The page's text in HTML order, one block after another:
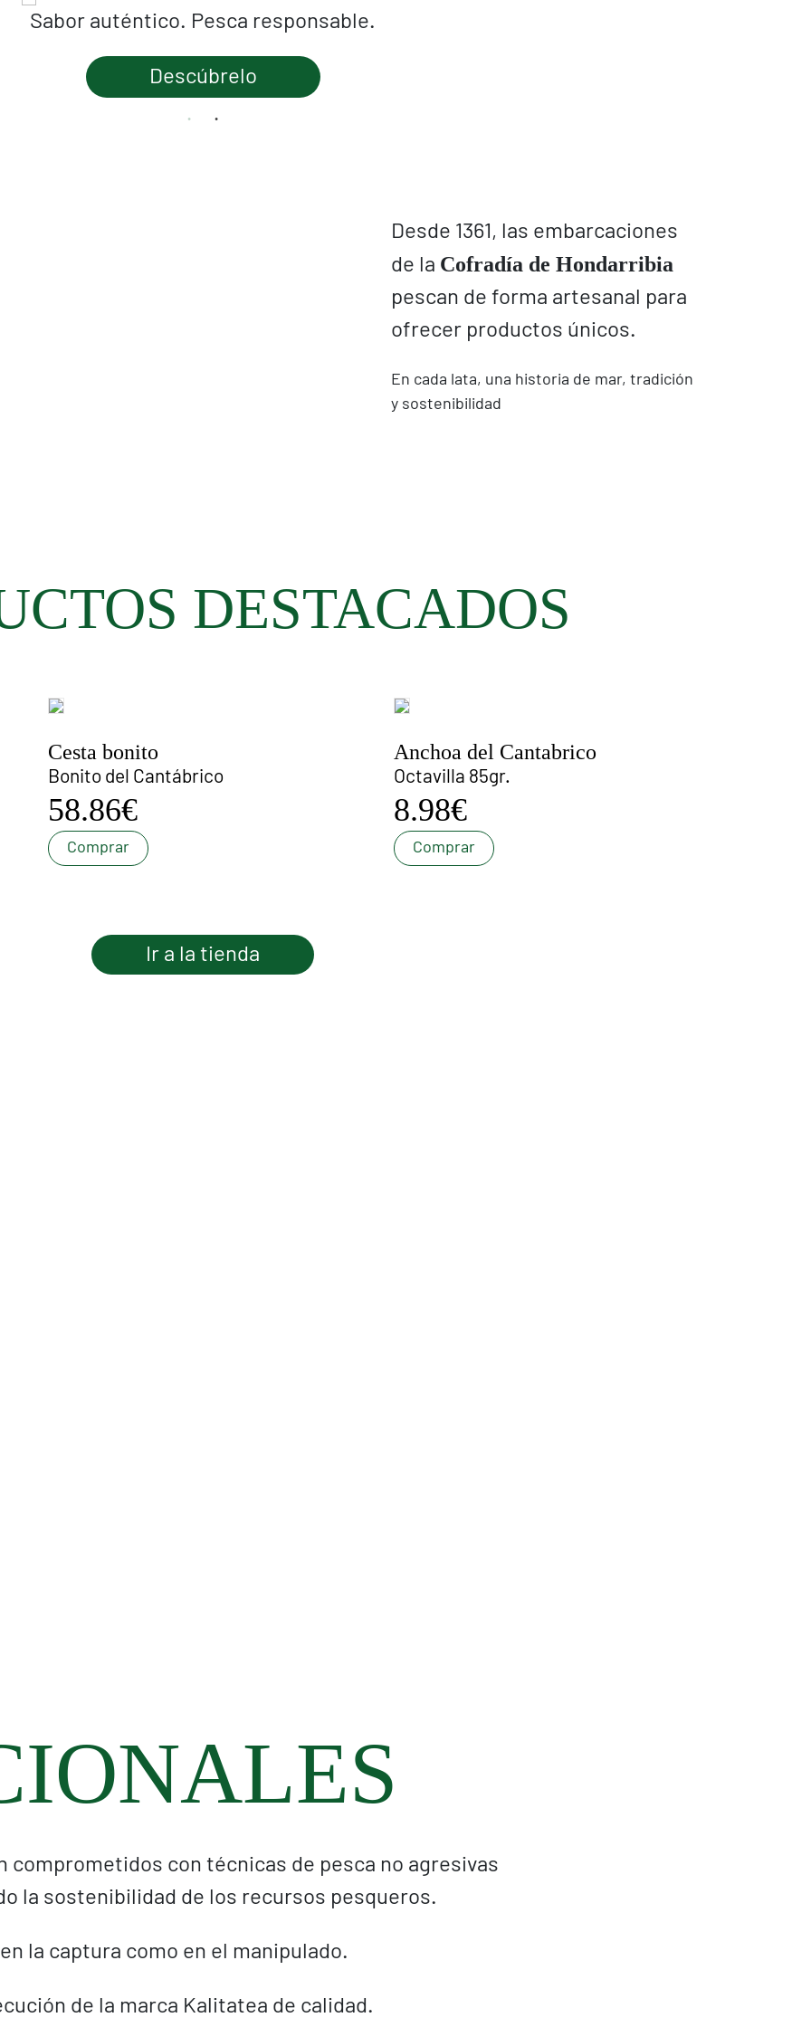
Sabor auténtico. Pesca responsable.
Descúbrelo
Desde 1361, las embarcaciones
de la Cofradía de Hondarribia
pescan de forma artesanal para
ofrecer productos únicos.
En cada lata, una historia de mar, tradición
y sostenibilidad
DESTACADOS
Cesta bonito
Bonito del Cantábrico
58.86€
Comprar
Anchoa del Cantabrico
Octavilla 85gr.
8.98€
Comprar
Ir a la tienda
comprometidos con técnicas de pesca no agresivas
la sostenibilidad de los recursos pesqueros.
la captura como en el manipulado.
de la marca Kalitatea de calidad.